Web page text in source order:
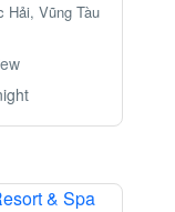
Hải, Vũng Tàu